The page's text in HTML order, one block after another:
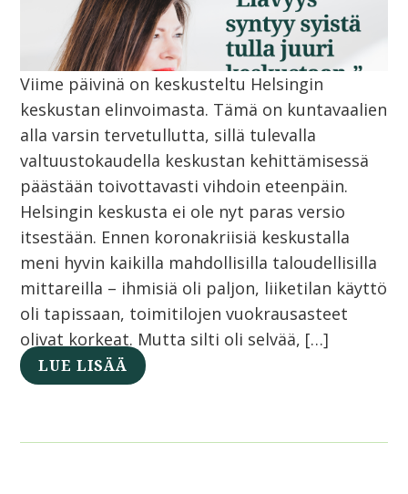
Viime päivinä on keskusteltu Helsingin
keskustan elinvoimasta. Tämä on kuntavaalien
alla varsin tervetullutta, sillä tulevalla
valtuustokaudella keskustan kehittämisessä
päästään toivottavasti vihdoin eteenpäin.
Helsingin keskusta ei ole nyt paras versio
itsestään. Ennen koronakriisiä keskustalla
meni hyvin kaikilla mahdollisilla taloudellisilla
mittareilla – ihmisiä oli paljon, liiketilan käyttö
oli tapissaan, toimitilojen vuokrausasteet
olivat korkeat. Mutta silti oli selvää, […]
LUE LISÄÄ